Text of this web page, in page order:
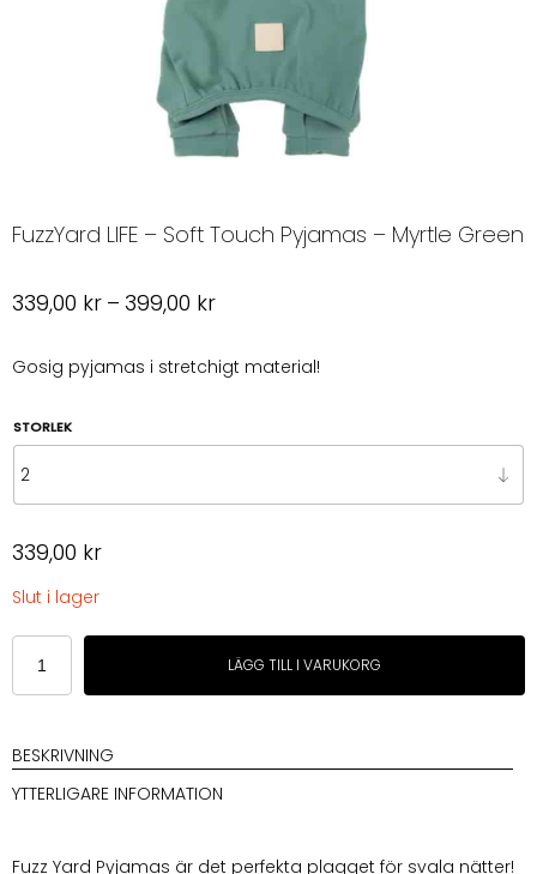
FuzzYard LIFE – Soft Touch Pyjamas – Myrtle Green
339,00 kr – 399,00 krPrisintervall:
till
Gosig pyjamas i stretchigt material!
STORLEK
339,00 kr
Slut i lager
FuzzYard
-
Touch
Pyjamas
-
LÄGG TILL I VARUKORG
BESKRIVNING
YTTERLIGARE INFORMATION
Fuzz Yard Pyjamas är det perfekta plagget för svala nätter!